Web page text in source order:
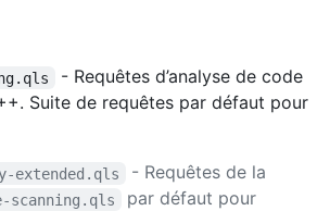
- Requêtes d’analyse de code
Suite de requêtes par défaut pour
extended.qls
- Requêtes de la
scanning.qls
par défaut pour